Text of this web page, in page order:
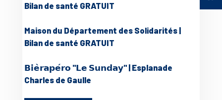
Bilan de santé GRATUIT
Maison du Département des Solidarités |
Bilan de santé GRATUIT
𝗕𝗶𝗲̀𝗿𝗮𝗽𝗲́𝗿𝗼 "𝗟𝗲 𝗦𝘂𝗻𝗱𝗮𝘆" | Esplanade
Charles de Gaulle